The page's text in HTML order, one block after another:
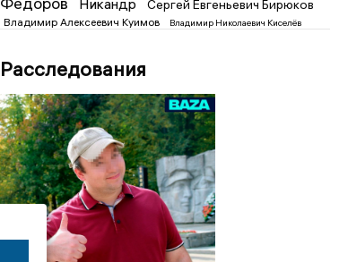
Никандр Сергей Евгеньевич Бирюков
Владимир Алексеевич Куимов Владимир Николаевич Киселёв
Расследования